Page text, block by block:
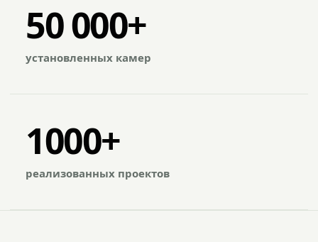
50 000+
установленных камер
1000+
реализованных проектов